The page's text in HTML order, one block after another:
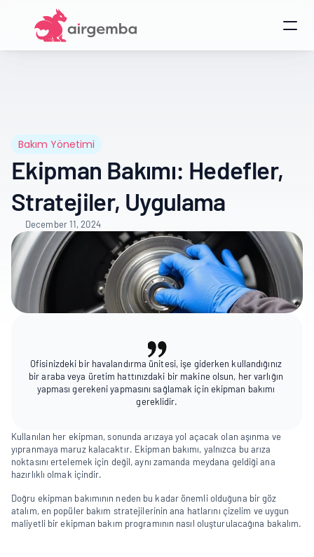
Bakım Yönetimi
Ekipman Bakımı: Hedefler,
Stratejiler, Uygulama
December 11, 2024
Ofisinizdeki bir havalandırma ünitesi, işe giderken kullandığınız
bir araba veya üretim hattınızdaki bir makine olsun, her varlığın
yapması gerekeni yapmasını sağlamak için ekipman bakımı
gereklidir.
Kullanılan her ekipman, sonunda arızaya yol açacak olan aşınma ve
yıpranmaya maruz kalacaktır. Ekipman bakımı, yalnızca bu arıza
noktasını ertelemek için değil, aynı zamanda meydana geldiği ana
hazırlıklı olmak içindir.
Doğru ekipman bakımının neden bu kadar önemli olduğuna bir göz
atalım, en popüler bakım stratejilerinin ana hatlarını çizelim ve uygun
maliyetli bir ekipman bakım programının nasıl oluşturulacağına bakalım.